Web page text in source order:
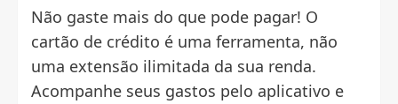
Não gaste mais do que pode pagar! O
cartão de crédito é uma ferramenta, não
uma extensão ilimitada da sua renda.
Acompanhe seus gastos pelo aplicativo e